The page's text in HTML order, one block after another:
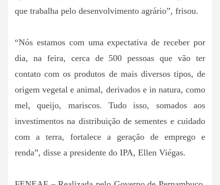
que trabalha pelo desenvolvimento agrário”, frisou.
“Nós estamos com uma expectativa de receber por
dia, na feira, cerca de 500 pessoas que vão ter
contato com os produtos de mais diversos tipos, de
origem vegetal e animal, derivados e in natura, como
mel, queijo, mariscos. Tudo isso, somados aos
investimentos na distribuição de sementes e cuidado
com a terra, fortalece a geração de emprego e
renda”, disse a presidente do IPA, Ellen Viégas.